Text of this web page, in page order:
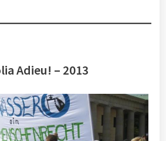
Adieu! – 2013